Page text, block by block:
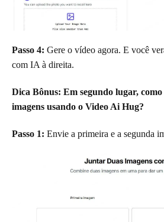
Passo 4: Gere o vídeo agora. E você
com IA à direita.
Dica Bônus: Em segundo lugar,
imagens usando o Video Ai Hug?
Passo 1: Envie a primeira e a segunda